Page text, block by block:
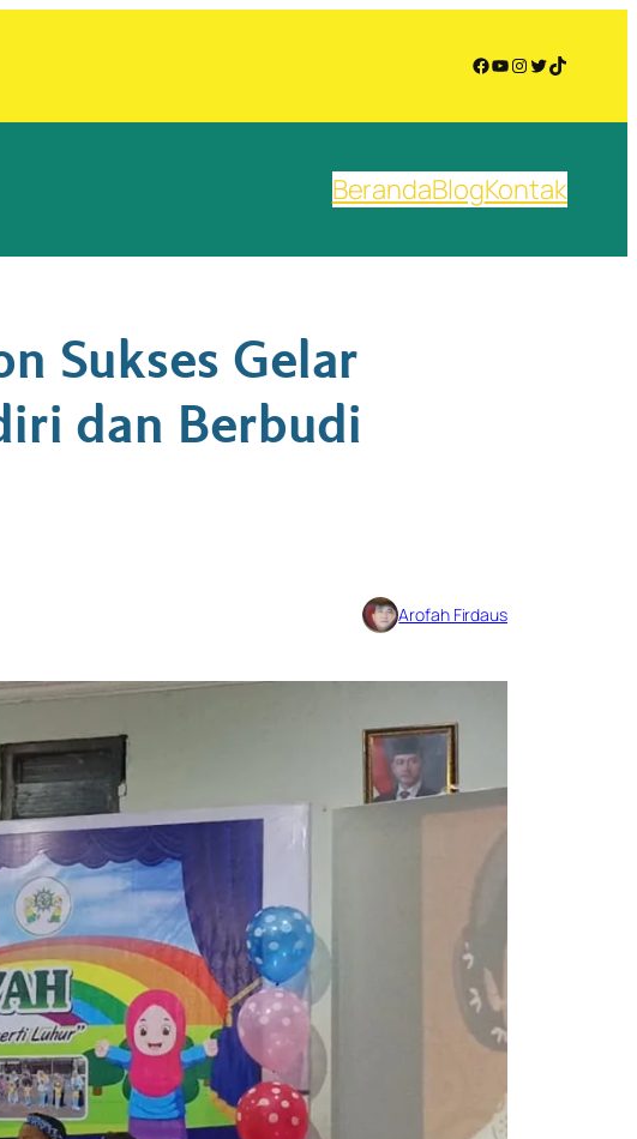
Facebook
YouTube
Instagram
Twitter
TikTok
BerandaBlogKontak
Sukses Gelar
dan Berbudi
Arofah Firdaus